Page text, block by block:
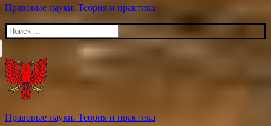
Правовые науки. Теория и практика
Искать:
Правовые науки. Теория и практика